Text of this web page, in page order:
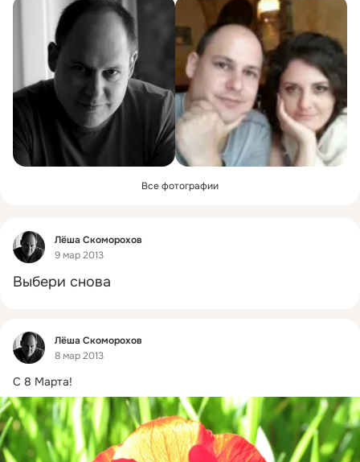
Все фотографии
Фид
Лёша Скоморохов
9 мар 2013
Выбери снова
Фид
Лёша Скоморохов
8 мар 2013
С 8 Марта!